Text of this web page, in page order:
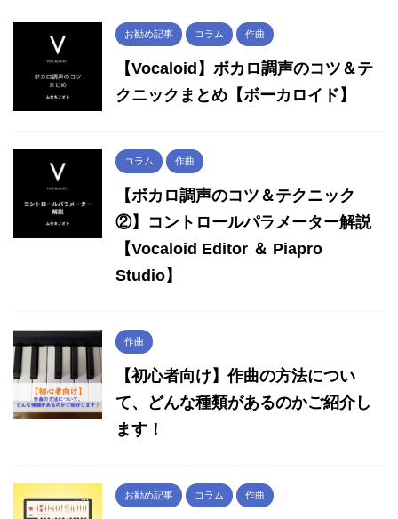
お勧め記事 コラム 作曲
【Vocaloid】ボカロ調声のコツ＆テ
クニックまとめ【ボーカロイド】
コラム 作曲
【ボカロ調声のコツ＆テクニック
②】コントロールパラメーター解説
【Vocaloid Editor ＆ Piapro
Studio】
作曲
【初心者向け】作曲の方法につい
て、どんな種類があるのかご紹介し
ます！
お勧め記事 コラム 作曲